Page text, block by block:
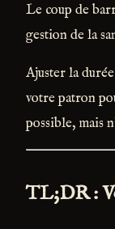
Le coup de
gestion de la
Ajuster la
votre patron
possible, mais
TL;DR :